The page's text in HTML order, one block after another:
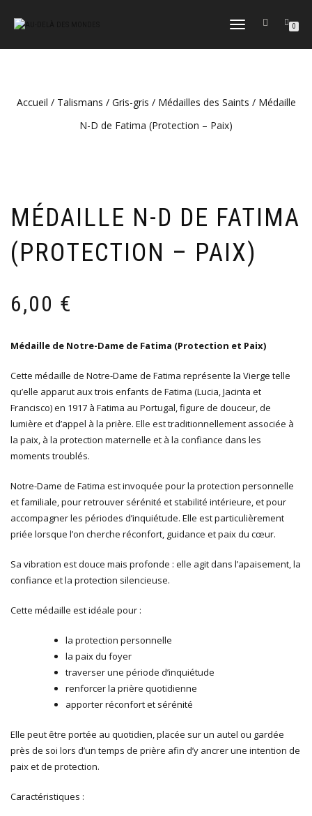
DÉPLIER
NAVIGATION
0
Accueil / Talismans / Gris-gris / Médailles des Saints / Médaille
N-D de Fatima (Protection – Paix)
MÉDAILLE N-D DE FATIMA
(PROTECTION – PAIX)
6,00 €
Médaille de Notre-Dame de Fatima (Protection et Paix)
Cette médaille de Notre-Dame de Fatima représente la Vierge telle
qu’elle apparut aux trois enfants de Fatima (Lucia, Jacinta et
Francisco) en 1917 à Fatima au Portugal, figure de douceur, de
lumière et d’appel à la prière. Elle est traditionnellement associée à
la paix, à la protection maternelle et à la confiance dans les
moments troublés.
Notre-Dame de Fatima est invoquée pour la protection personnelle
et familiale, pour retrouver sérénité et stabilité intérieure, et pour
accompagner les périodes d’inquiétude. Elle est particulièrement
priée lorsque l’on cherche réconfort, guidance et paix du cœur.
Sa vibration est douce mais profonde : elle agit dans l’apaisement, la
confiance et la protection silencieuse.
Cette médaille est idéale pour :
la protection personnelle
la paix du foyer
traverser une période d’inquiétude
renforcer la prière quotidienne
apporter réconfort et sérénité
Elle peut être portée au quotidien, placée sur un autel ou gardée
près de soi lors d’un temps de prière afin d’y ancrer une intention de
paix et de protection.
Caractéristiques :